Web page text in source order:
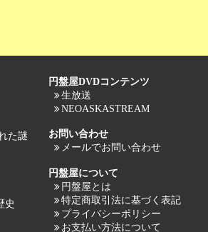
た謎
史
円盤屋DVDコンテンツ
生放送
NEOASKASTREAM
お問い合わせ
メールでお問い合わせ
円盤屋について
円盤屋とは
特定商取引法に基づく表記
プライバシーポリシー
お支払い方法について